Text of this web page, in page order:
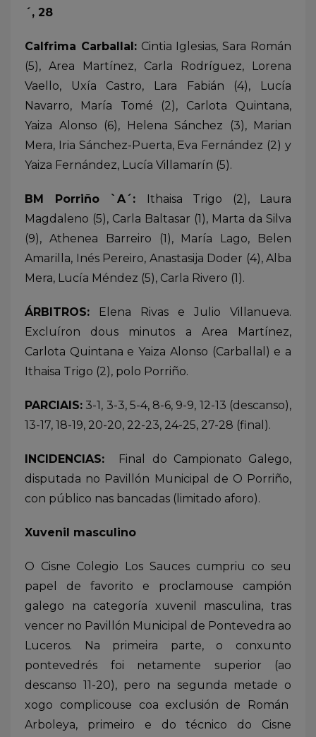
´, 28
Calfrima Carballal:Cintia Iglesias, Sara Román
(5), Area Martínez, Carla Rodríguez, Lorena
Vaello, Uxía Castro, Lara Fabián (4), Lucía
Navarro, María Tomé (2), Carlota Quintana,
Yaiza Alonso (6), Helena Sánchez (3), Marian
Mera, Iria Sánchez-Puerta, Eva Fernández (2) y
Yaiza Fernández, Lucía Villamarín (5).
BM Porriño `A´:
Ithaisa Trigo (2), Laura
Magdaleno (5), Carla Baltasar (1), Marta da Silva
(9), Athenea Barreiro (1), María Lago, Belen
Amarilla, Inés Pereiro, Anastasija Doder (4), Alba
Mera, Lucía Méndez (5), Carla Rivero (1).
ÁRBITROS: Elena Rivas e Julio Villanueva.
Excluíron dous minutos a Area Martínez,
Carlota Quintana e Yaiza Alonso (Carballal) e a
Ithaisa Trigo (2), polo Porriño.
PARCIAIS: 3-1, 3-3, 5-4, 8-6, 9-9, 12-13 (descanso),
13-17, 18-19, 20-20, 22-23, 24-25, 27-28 (final).
INCIDENCIAS: Final do Campionato Galego,
disputada no Pavillón Municipal de O Porriño,
con público nas bancadas (limitado aforo).
Xuvenil masculino
O Cisne Colegio Los Sauces cumpriu co seu
papel de favorito e proclamouse campión
galego na categoría xuvenil masculina, tras
vencer no Pavillón Municipal de Pontevedra ao
Luceros. Na primeira parte, o conxunto
pontevedrés foi netamente superior (ao
descanso 11-20), pero na segunda metade o
xogo complicouse coa exclusión de Román
Arboleya, primeiro e do técnico do Cisne